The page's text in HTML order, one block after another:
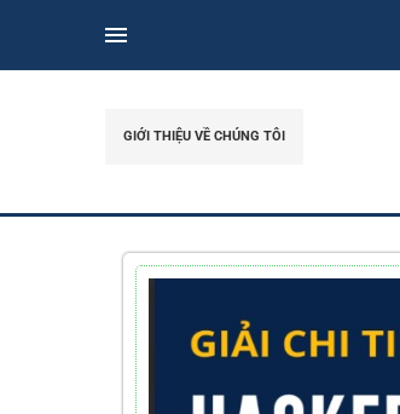
GIỚI THIỆU VỀ CHÚNG TÔI